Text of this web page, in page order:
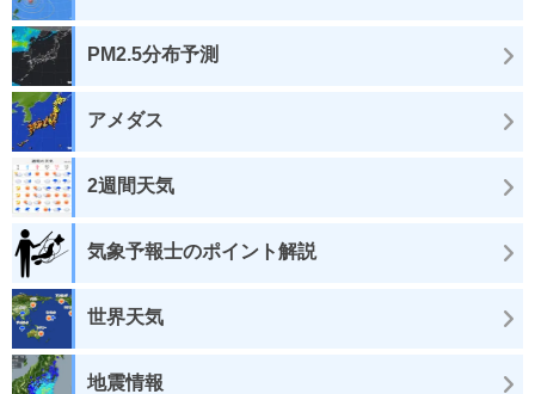
PM2.5分布予測
アメダス
2週間天気
気象予報士のポイント解説
世界天気
地震情報